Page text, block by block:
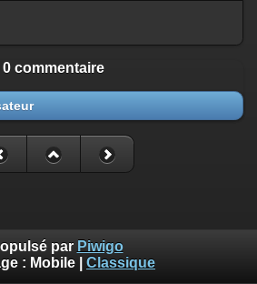
0 commentaire
par Piwigo
: Mobile Classique